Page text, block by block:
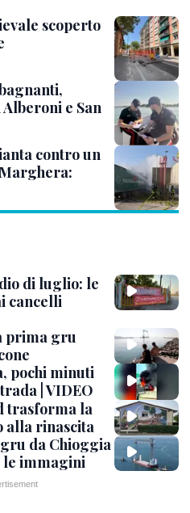
scoperto
e San
contro un
di luglio: le
cancelli
prima gru
pochi minuti
| VIDEO
trasforma la
alla rinascita
da Chioggia
le immagini